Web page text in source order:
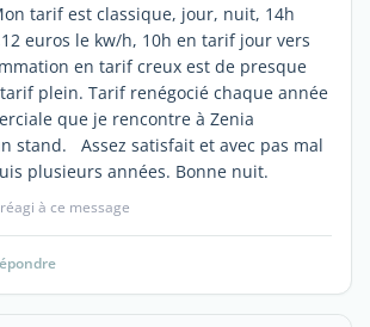
tarif est classique, jour, nuit, 14h
euros le kw/h, 10h en tarif jour vers
en tarif creux est de presque
plein. Tarif renégocié chaque année
que je rencontre à Zenia
stand. Assez satisfait et avec pas mal
plusieurs années. Bonne nuit.
à ce message